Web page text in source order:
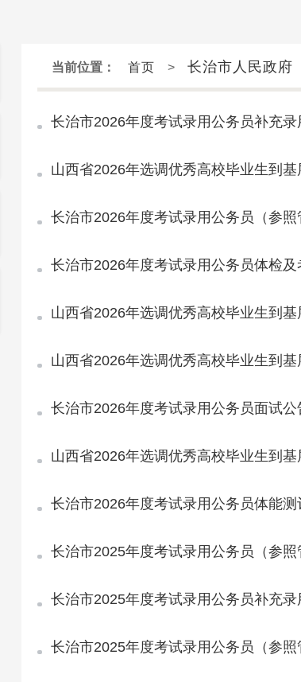
当前位置： 首页 > 长治市人民政府
长治市2026年度考试录用公务员补充
山西省2026年选调优秀高校毕业生到
长治市2026年度考试录用公务员（参照
长治市2026年度考试录用公务员体检及
山西省2026年选调优秀高校毕业生到
山西省2026年选调优秀高校毕业生到
长治市2026年度考试录用公务员面试公
山西省2026年选调优秀高校毕业生到
长治市2026年度考试录用公务员体能
长治市2025年度考试录用公务员（参
长治市2025年度考试录用公务员补充
长治市2025年度考试录用公务员（参